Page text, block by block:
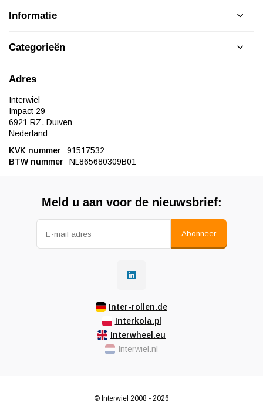
Informatie
Categorieën
Adres
Interwiel
Impact 29
6921 RZ, Duiven
Nederland
KVK nummer
91517532
BTW nummer
NL865680309B01
Meld u aan voor de nieuwsbrief:
Abonneer
Inter-rollen.de
Interkola.pl
Interwheel.eu
Interwiel.nl
© Interwiel 2008 - 2026